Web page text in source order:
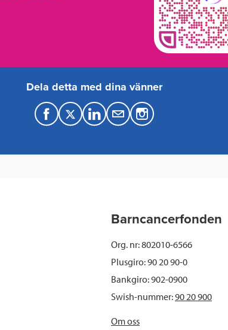
Dela detta med dina vänner
F
T
L
M
Barncancerfonden
Org. nr: 802010-6566
Plusgiro: 90 20 90-0
Bankgiro: 902-0900
Swish-nummer:90 20 900
Om oss